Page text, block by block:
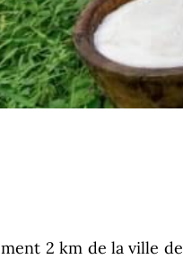
2 km de la ville de